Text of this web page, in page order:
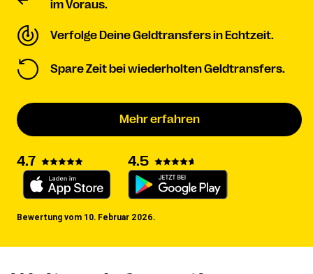
im Voraus.
Verfolge Deine Geldtransfers in Echtzeit.
Spare Zeit bei wiederholten Geldtransfers.
Mehr erfahren
4.7 4.5
Bewertung vom 10. Februar 2026.